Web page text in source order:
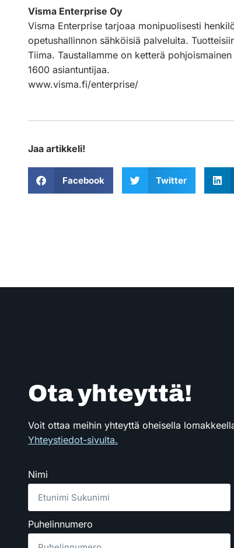
Visma Enterprise Oy
Visma Enterprise tarjoaa monipuolisesti
opetushallinnon sähköisiä palveluita.
Tiima. Taustallamme on ketterä
1600 asiantuntijaa.
www.visma.fi/enterprise/
Jaa artikkeli!
Facebook Twitter
Ota yhteyttä!
Voit ottaa meihin yhteyttä oheisella
Yhteystiedot-sivulta.
Nimi
Puhelinnumero